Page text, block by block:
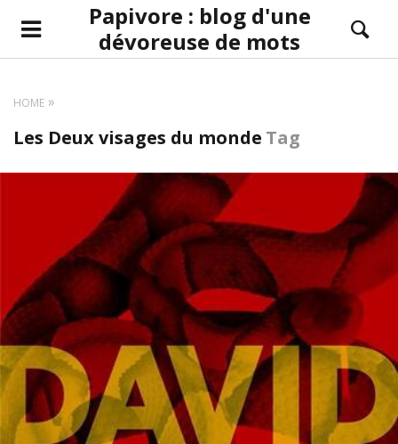
Papivore : blog d'une
dévoreuse de mots
HOME
Les Deux visages du monde Tag